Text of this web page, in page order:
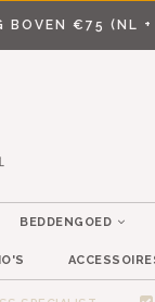
BOVEN €75 (NL +
BEDDENGOED